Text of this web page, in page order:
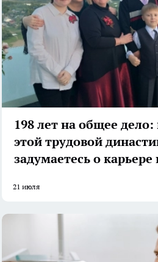
198 лет на общее
этой трудовой
задумаетесь о карьере
21 июля